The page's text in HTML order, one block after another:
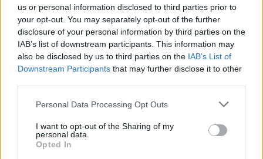
us or personal information disclosed to third parties prior to
your opt-out. You may separately opt-out of the further
disclosure of your personal information by third parties on the
IAB’s list of downstream participants. This information may
also be disclosed by us to third parties on the IAB’s List of
Downstream Participants that may further disclose it to other
Please note that this website/app uses one or more Google
not limited to your visit or usage behaviour. You may click to
grant or deny consent to Google and its third-party tags to
use your data for below specified purposes in below Google
Personal Data Processing Opt Outs
I want to opt-out of the Sharing of my
personal data.
Opted In
NŐVERŐ SZOMBATHELYI FÉRFI ELLEN EMELT
VÁDAT AZ ÜGYÉSZSÉG